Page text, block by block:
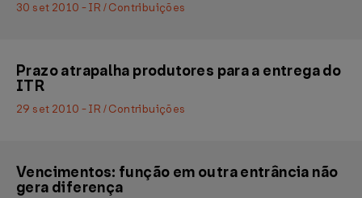
30 set 2010 - IR / Contribuições
Prazo atrapalha produtores para a entrega do
ITR
29 set 2010 - IR / Contribuições
Vencimentos: função em outra entrância não
gera diferença